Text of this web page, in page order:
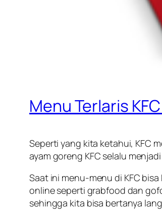
Menu Terlaris
Seperti yang kita ketahui, KFC
ayam goreng KFC selalu
Saat ini menu-menu di KFC
online seperti grabfood dan
sehingga kita bisa bertanya